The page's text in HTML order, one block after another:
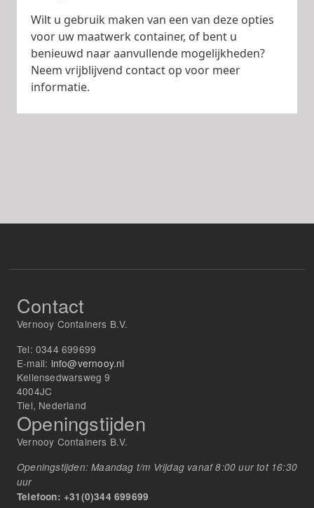
Wilt u gebruik maken van een van deze opties
voor uw maatwerk container, of bent u
benieuwd naar aanvullende mogelijkheden?
Neem vrijblijvend contact op voor meer
informatie.
Contact
Vernooy Containers B.V.
Tel: 0344 699699
E-mail: info@vernooy.nl
Kellensedwarsweg 9
4004JC
Tiel, Nederland
Openingstijden
Vernooy Containers B.V.
Openingstijden: Maandag t/m Vrijdag vanaf 8:00 uur tot 16:30
uur
Telefoon: +31(0)344 699699